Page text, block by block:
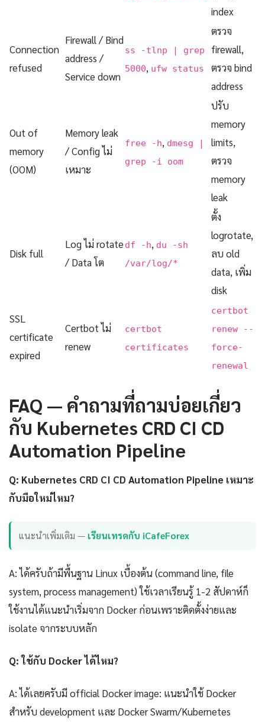
index
Connection
refused
Firewall / Bind
address /
Service down
ss -tlnp | grep
5000, ufw status
ตรวจ
firewall,
ตรวจ bind
address
Out of
memory
(OOM)
Memory leak
/ Config ไม่
เหมาะ
free -h, dmesg |
grep -i oom
ปรับ
memory
limits,
ตรวจ
memory
leak
Disk full
Log ไม่ rotate
/ Data โต
df -h, du -sh
/var/log/*
ตั้ง
logrotate,
ลบ old
data, เพิ่ม
disk
SSL
certificate
expired
Certbot ไม่
renew
certbot
certificates
certbot
renew --
force-
renewal
FAQ — คำถามที่ถามบ่อยเกี่ยว
กับ Kubernetes CRD CI CD
Automation Pipeline
Q: Kubernetes CRD CI CD Automation Pipeline เหมาะ
กับมือใหม่ไหม?
แนะนำเพิ่มเติม — เรียนเทรดกับ iCafeForex
A: ได้ครับถ้ามีพื้นฐาน Linux เบื้องต้น (command line, file
system, process management) ใช้เวลาเรียนรู้ 1-2 สัปดาห์ก็
ใช้งานได้แนะนำเริ่มจาก Docker ก่อนเพราะติดตั้งง่ายและ
isolate จากระบบหลัก
Q: ใช้กับ Docker ได้ไหม?
A: ได้เลยครับมี official Docker image: แนะนำใช้ Docker
สำหรับ development และ Docker Swarm/Kubernetes